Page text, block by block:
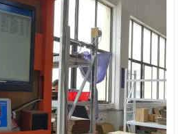
上海托管仓库
上海仓储服务
上海电商代发货仓库